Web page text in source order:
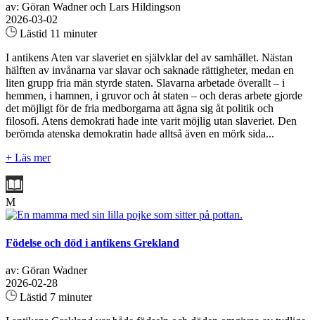
av: Göran Wadner och Lars Hildingson
2026-03-02
Lästid 11 minuter
I antikens Aten var slaveriet en självklar del av samhället. Nästan
hälften av invånarna var slavar och saknade rättigheter, medan en
liten grupp fria män styrde staten. Slavarna arbetade överallt – i
hemmen, i hamnen, i gruvor och åt staten – och deras arbete gjorde
det möjligt för de fria medborgarna att ägna sig åt politik och
filosofi. Atens demokrati hade inte varit möjlig utan slaveriet. Den
berömda atenska demokratin hade alltså även en mörk sida...
+ Läs mer
M
Födelse och död i antikens Grekland
av: Göran Wadner
2026-02-28
Lästid 7 minuter